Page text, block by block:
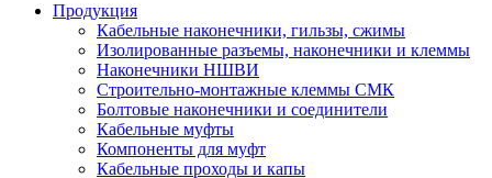
Продукция
Кабельные наконечники, гильзы, сжимы
Изолированные разъемы, наконечники и клеммы
Наконечники НШВИ
Строительно-монтажные клеммы СМК
Болтовые наконечники и соединители
Кабельные муфты
Компоненты для муфт
Кабельные проходы и капы